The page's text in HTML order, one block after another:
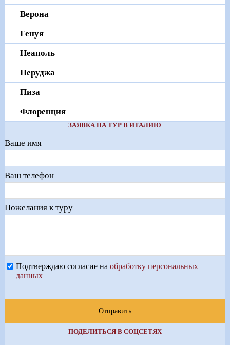
Верона
Генуя
Неаполь
Перуджа
Пиза
Флоренция
ЗАЯВКА НА ТУР В ИТАЛИЮ
Ваше имя
Ваш телефон
Пожелания к туру
Подтверждаю согласие на обработку персональных
данных
Отправить
ПОДЕЛИТЬСЯ В СОЦСЕТЯХ